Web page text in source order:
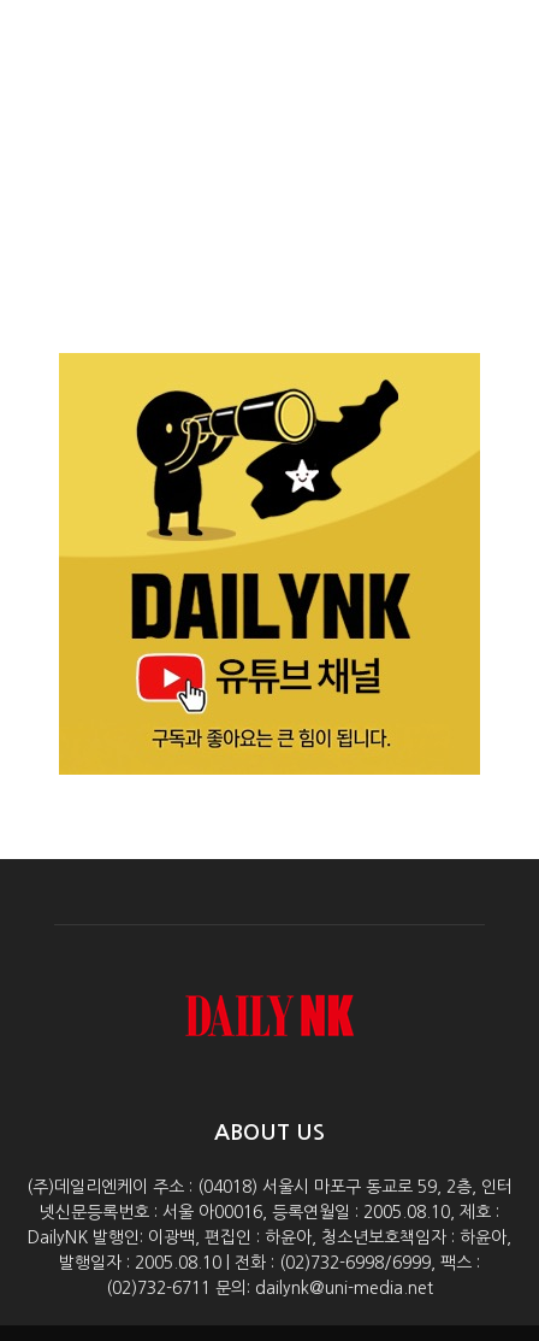
ABOUT US
(주)데일리엔케이 주소 : (04018) 서울시 마포구 동교로 59, 2층, 인터
넷신문등록번호 : 서울 아00016, 등록연월일 : 2005.08.10, 제호 :
DailyNK 발행인: 이광백, 편집인 : 하윤아, 청소년보호책임자 : 하윤아,
발행일자 : 2005.08.10 | 전화 : (02)732-6998/6999, 팩스 :
(02)732-6711 문의: dailynk@uni-media.net